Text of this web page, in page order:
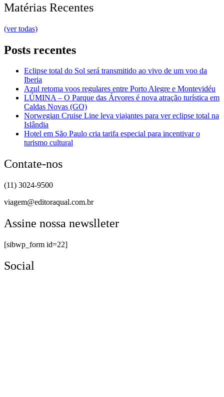
Matérias Recentes
(ver todas)
Posts recentes
Eclipse total do Sol será transmitido ao vivo de um voo da
Iberia
Azul retoma voos regulares entre Porto Alegre e Montevidéu
LÚMINA – O Parque das Árvores é nova atração turística em
Caldas Novas (GO)
Norwegian Cruise Line leva viajantes para ver eclipse total na
Islândia
Hotel em São Paulo cria tarifa especial para incentivar o
turismo cultural
Contate-nos
(11) 3024-9500
viagem@editoraqual.com.br
Assine nossa newslleter
[sibwp_form id=22]
Social